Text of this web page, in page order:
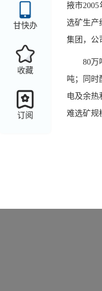
甘快办
收藏
订阅
掖市
选矿生产
集团 ， 公
80万
吨；同时
电及余热
难选矿规